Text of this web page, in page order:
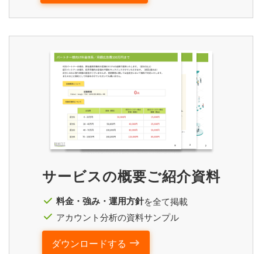
サービスの概要ご紹介資料
料金・強み・運用方針を全て掲載
アカウント分析の資料サンプル
ダウンロードする